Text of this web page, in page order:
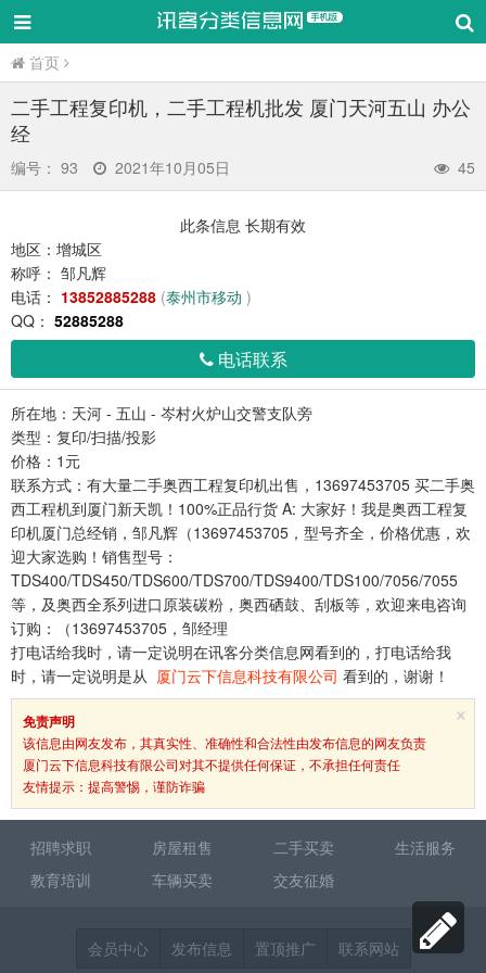
厦门云下信息科技有限公司手机版
首页
二手工程复印机，二手工程机批发 厦门天河五山 办公
经
编号： 93 2021年10月05日 45
此条信息 长期有效
地区： 增城区
称呼： 邹凡辉
电话： 13852885288 (泰州市移动 )
QQ： 52885288
电话联系
所在地：天河 - 五山 - 岑村火炉山交警支队旁
类型：复印/扫描/投影
价格：1元
联系方式：有大量二手奥西工程复印机出售，13697453705 买二手奥
西工程机到厦门新天凯！100%正品行货 A: 大家好！我是奥西工程复
印机厦门总经销，邹凡辉（13697453705，型号齐全，价格优惠，欢
迎大家选购！销售型号：
TDS400/TDS450/TDS600/TDS700/TDS9400/TDS100/7056/7055
等，及奥西全系列进口原装碳粉，奥西硒鼓、刮板等，欢迎来电咨询
订购：（13697453705，邹经理
打电话给我时，请一定说明在讯客分类信息网看到的，打电话给我
时，请一定说明是从 厦门云下信息科技有限公司 看到的，谢谢！
×
免责声明
该信息由网友发布，其真实性、准确性和合法性由发布信息的网友负责
厦门云下信息科技有限公司对其不提供任何保证，不承担任何责任
友情提示：提高警惕，谨防诈骗
招聘求职 房屋租售 二手买卖
生活服务
教育培训
车辆买卖 交友征婚
会员中心 发布信息 置顶推广 联系网站